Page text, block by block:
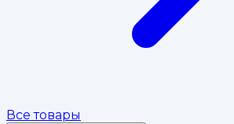
Все товары